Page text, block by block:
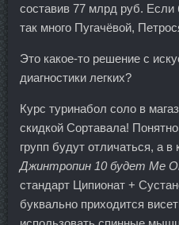
составив 77 млрд руб.
так много Пугачёвой,
Это какое-то решение с
диагностики легких?
Курс туринабол соло в
скидкой Сортавала!
групп будут отличаться, а
Джинтропин 10 будет Me
стандарт Ципионат +
буквально приходится